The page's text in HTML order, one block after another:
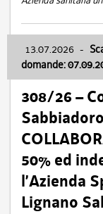
13.07.2026 -
domande:
308/26 –
50% ed
l’Azienda
Lignano